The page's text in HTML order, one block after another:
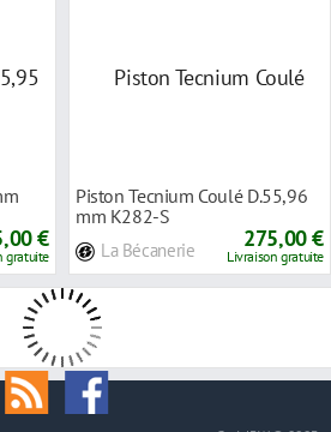
€
gratuite
Piston Tecnium Coulé D.55,96
mm K282-S
La Bécanerie 275,00 €
Livraison gratuite